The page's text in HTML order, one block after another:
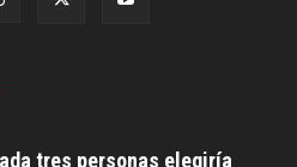
tres personas elegiría